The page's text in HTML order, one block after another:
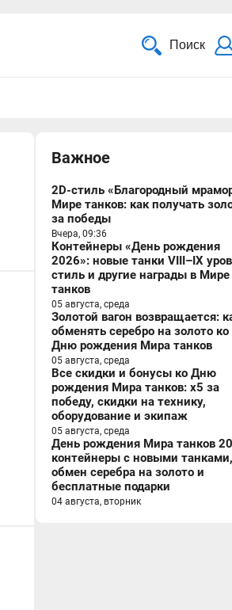
Поиск
Важное
2D-стиль «Благородный
Мире танков: как получать
за победы
Вчера, 09:36
Контейнеры «День рождения
2026»: новые танки VIII–IX
стиль и другие награды в Мире
танков
05 августа, среда
Золотой вагон возвращается:
обменять серебро на золото ко
Дню рождения Мира танков
05 августа, среда
Все скидки и бонусы ко Дню
рождения Мира танков: x5 за
победу, скидки на технику,
оборудование и экипаж
05 августа, среда
День рождения Мира танков
контейнеры с новыми танками,
обмен серебра на золото и
бесплатные подарки
04 августа, вторник